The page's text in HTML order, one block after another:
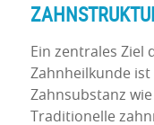
Ein zentrales Ziel
Zahnheilkunde
Zahnsubstanz
Traditionelle